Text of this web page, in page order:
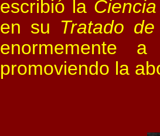
escribió la
en su Tratado
enormemente
promoviendo la